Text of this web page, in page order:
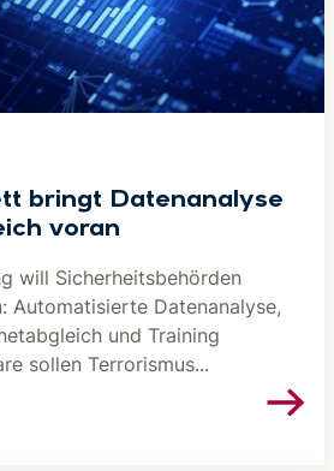
bringt Datenanalyse
voran
will Sicherheitsbehörden
Automatisierte Datenanalyse,
und Training
sollen Terrorismus...